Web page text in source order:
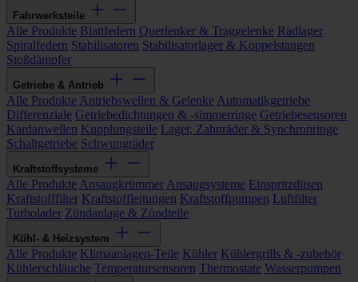
Fahrwerksteile
Alle Produkte Blattfedern Querlenker & Traggelenke Radlager
Spiralfedern Stabilisatoren Stabilisatorlager & Koppelstangen
Stoßdämpfer
Getriebe & Antrieb
Alle Produkte Antriebswellen & Gelenke Automatikgetriebe
Differenziale Getriebedichtungen & -simmerringe Getriebesensoren
Kardanwellen Kupplungsteile Lager, Zahnräder & Synchronringe
Schaltgetriebe Schwungräder
Kraftstoffsysteme
Alle Produkte Ansaugkrümmer Ansaugsysteme Einspritzdüsen
Kraftstofffilter Kraftstoffleitungen Kraftstoffpumpen Luftfilter
Turbolader Zündanlage & Zündteile
Kühl- & Heizsystem
Alle Produkte Klimaanlagen-Teile Kühler Kühlergrills & -zubehör
Kühlerschläuche Temperatursensoren Thermostate Wasserpumpen